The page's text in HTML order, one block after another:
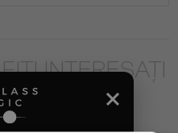
INTERESAȚI